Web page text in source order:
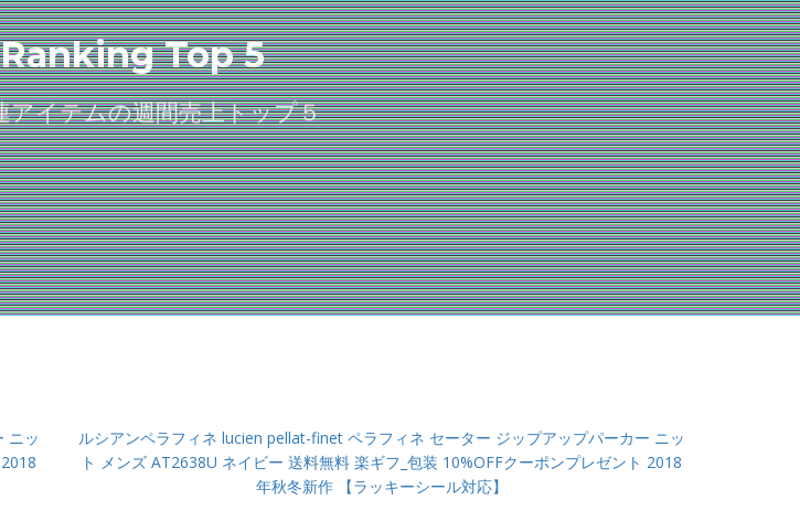
Top 5
アイテムの週間売上トップ５
ニッ
ルシアンペラフィネ lucien pellat-finet ペラフィネ セーター ジップアップパーカー ニッ
ト メンズ AT2638U ネイビー 送料無料 楽ギフ_包装 10%OFFクーポンプレゼント 2018
年秋冬新作 【ラッキーシール対応】